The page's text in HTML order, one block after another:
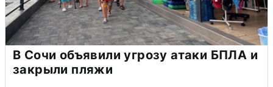
В Сочи объявили угрозу атаки БПЛА и
закрыли пляжи